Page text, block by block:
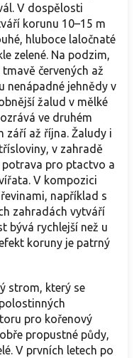
V dospělosti
korunu 10–15 m
hluboce laločnaté
zelené. Na podzim,
červených až
nenápadné jehnědy v
žalud v mělké
ve druhém
září až října. Žaludy i
v zahradě
pro ptactvo a
V kompozici
například s
zahradách vytváří
bývá rychlejší než u
koruny je patrný
strom, který se
pro kořenový
propustné půdy,
V prvních letech po